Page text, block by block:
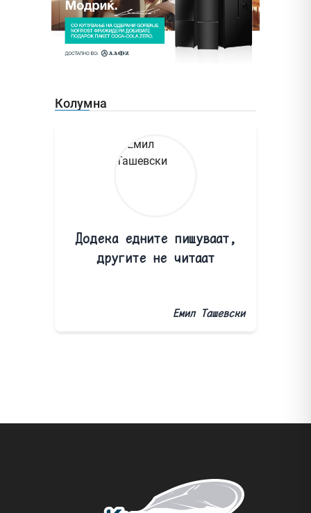
Колумна
Додека едните пишуваат,
другите не читаат
Емил Ташевски